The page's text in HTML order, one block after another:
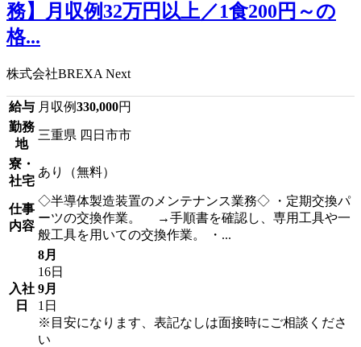
務】月収例32万円以上／1食200円～の
格...
株式会社BREXA Next
給与 月収例330,000円
勤務
地
三重県 四日市市
寮・
社宅
あり（無料）
仕事
内容
◇半導体製造装置のメンテナンス業務◇ ・定期交換パ
ーツの交換作業。 →手順書を確認し、専用工具や一
般工具を用いての交換作業。 ・...
入社
日
8月
16日
9月
1日
※目安になります、表記なしは面接時にご相談くださ
い